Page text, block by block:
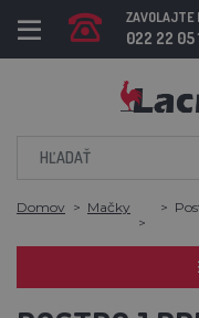
ZAVOLAJTE
022 22 05
Domov Mačky